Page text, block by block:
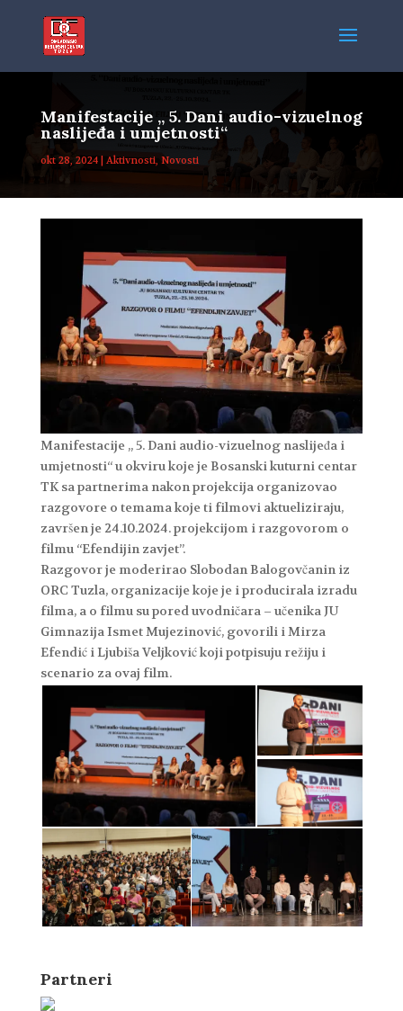
Manifestacije „ 5. Dani audio-vizuelnog
naslijeđa i umjetnosti“
okt 28, 2024| Aktivnosti, Novosti
Manifestacije „ 5. Dani audio-vizuelnog naslijeđa i
umjetnosti“ u okviru koje je Bosanski kuturni centar
TK sa partnerima nakon projekcija organizovao
razgovore o temama koje ti filmovi aktueliziraju,
završen je 24.10.2024. projekcijom i razgovorom o
filmu “Efendijin zavjet”.
Razgovor je moderirao Slobodan Balogovčanin iz
ORC Tuzla, organizacije koje je i producirala izradu
filma, a o filmu su pored uvodničara – učenika JU
Gimnazija Ismet Mujezinović, govorili i Mirza
Efendić i Ljubiša Veljković koji potpisuju režiju i
scenario za ovaj film.
Partneri